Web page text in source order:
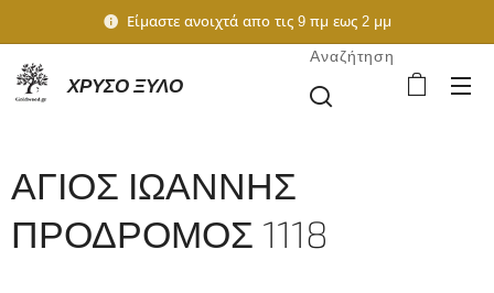
Είμαστε ανοιχτά απο τις 9 πμ εως 2 μμ
ΧΡΥΣΟ ΞΥΛΟ
Αναζήτηση
ΑΓΙΟΣ ΙΩΑΝΝΗΣ
ΠΡΟΔΡΟΜΟΣ 1118